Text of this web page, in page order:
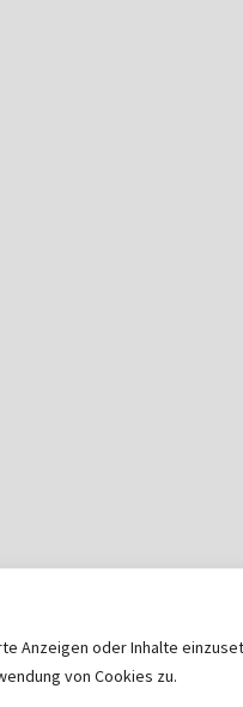
Anzeigen oder Inhalte
von Cookies zu.
|Stolz präsentiert